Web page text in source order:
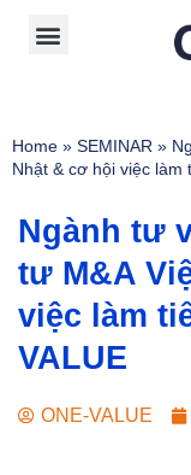
Home » SEMINAR »
Nhật & cơ hội việc làm
Ngành tư
tư M&A
việc làm
VALUE
ONE-VALUE